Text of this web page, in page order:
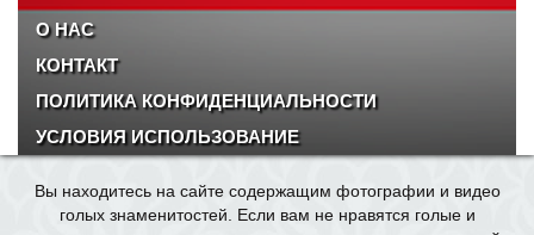
О НАС
КОНТАКТ
ПОЛИТИКА КОНФИДЕНЦИАЛЬНОСТИ
УСЛОВИЯ ИСПОЛЬЗОВАНИЕ
Вы находитесь на сайте содержащим фотографии и видео
голых знаменитостей. Если вам не нравятся голые и